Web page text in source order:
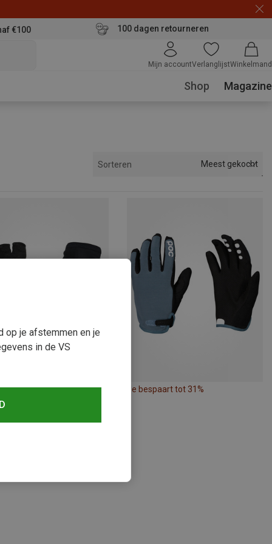
€100 100 dagen retourneren
Mijn accountVerlanglijstWinkelmand
Shop Magazine
Sorteren Meest gekocht
tot 33% Je bespaart tot 31%
op je afstemmen en je
in de VS